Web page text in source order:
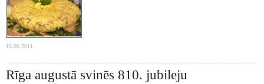
16.06.2011.
Rīga augustā svinēs 810. jubileju